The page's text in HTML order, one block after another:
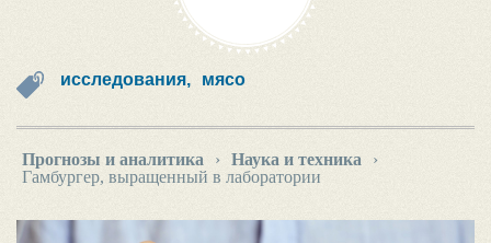
исследования, мясо
Прогнозы и аналитика › Наука и техника
›
Гамбургер, выращенный в лаборатории